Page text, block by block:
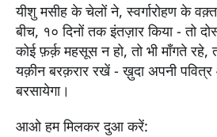
यीशु मसीह के चेलों ने, स्वर्गारोहण के
बीच, १० दिनों तक इंतज़ार किया - तो
कोई फ़र्क़ महसूस न हो, तो भी माँगते
यक़ीन बरक़रार रखें - ख़ुदा अपनी
बरसायेगा।
आओ हम मिलकर दुआ करें: